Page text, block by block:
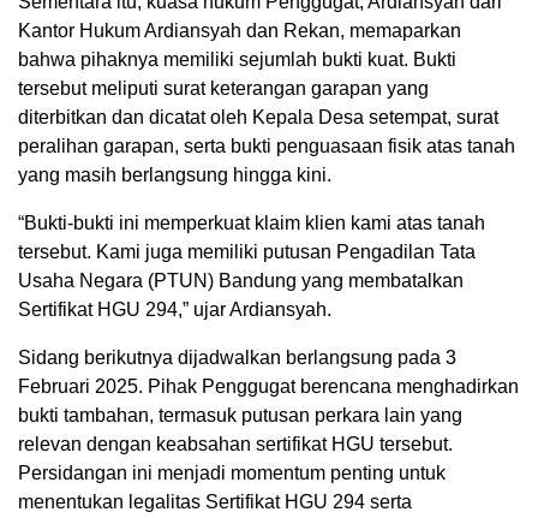
Kantor Hukum Ardiansyah dan Rekan, memaparkan
bahwa pihaknya memiliki sejumlah bukti kuat. Bukti
tersebut meliputi surat keterangan garapan yang
diterbitkan dan dicatat oleh Kepala Desa setempat, surat
peralihan garapan, serta bukti penguasaan fisik atas tanah
yang masih berlangsung hingga kini.
“Bukti-bukti ini memperkuat klaim klien kami atas tanah
tersebut. Kami juga memiliki putusan Pengadilan Tata
Usaha Negara (PTUN) Bandung yang membatalkan
Sertifikat HGU 294,” ujar Ardiansyah.
Sidang berikutnya dijadwalkan berlangsung pada 3
Februari 2025. Pihak Penggugat berencana menghadirkan
bukti tambahan, termasuk putusan perkara lain yang
relevan dengan keabsahan sertifikat HGU tersebut.
Persidangan ini menjadi momentum penting untuk
menentukan legalitas Sertifikat HGU 294 serta